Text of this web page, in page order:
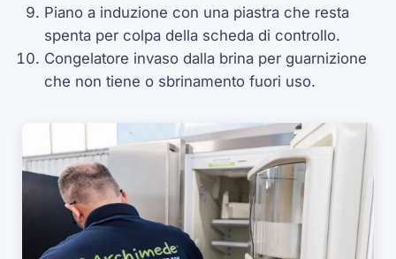
Piano a induzione con una piastra che resta
spenta per colpa della scheda di controllo.
Congelatore invaso dalla brina per guarnizione
che non tiene o sbrinamento fuori uso.